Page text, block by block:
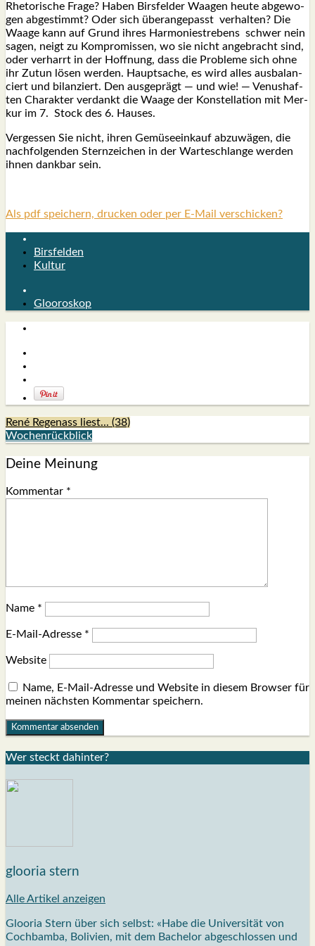
Rhe­to­ri­sche Fra­ge? Haben Birs­fel­der Waa­gen heu­te abge­wo­
gen abge­stimmt? Oder sich über­an­ge­passt ver­hal­ten? Die
Waa­ge kann auf Grund ihres Har­mo­nie­stre­bens schwer nein
sagen, neigt zu Kom­pro­mis­sen, wo sie nicht ange­bracht sind,
oder ver­harrt in der Hoff­nung, dass die Pro­ble­me sich ohne
ihr Zutun lösen wer­den. Haupt­sa­che, es wird alles aus­ba­lan­
ciert und bilan­ziert. Den aus­ge­prägt — und wie! — Venus­haf­
ten Cha­rak­ter ver­dankt die Waa­ge der Kon­stel­la­ti­on mit Mer­
kur im 7. Stock des 6. Hau­ses.
Ver­ges­sen Sie nicht, ihren Gemü­se­ein­kauf abzu­wä­gen, die
nach­fol­gen­den Stern­zei­chen in der War­te­schlan­ge wer­den
ihnen dank­bar sein.
Als pdf speichern, drucken oder per E-Mail verschicken?
Birsfelden
Kultur
Glooroskop
René Regenass liest... (38)
Wochenrückblick
Deine Meinung
Kommentar *
Name *
E-Mail-Adresse *
Website
Name, E-Mail-Adresse und Website in diesem Browser für
meinen nächsten Kommentar speichern.
Wer steckt dahin­ter?
glooria stern
Alle Artikel anzeigen
Glooria Stern über sich selbst: «Habe die Universität von
Cochbamba, Bolivien, mit dem Bachelor abgeschlossen und